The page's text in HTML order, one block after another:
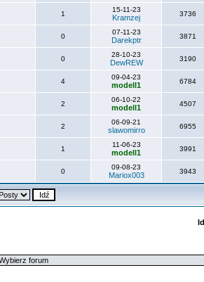
1
15-11-23
Kramzej 3736
0
07-11-23
Darekptr 3871
0
28-10-23
DewREW 3190
4
09-04-23
modell1 6784
2
06-10-22
modell1 4507
2
06-09-21
slawomirro 6955
1
11-06-23
modell1 3991
0
09-08-23
Mariox003 3943